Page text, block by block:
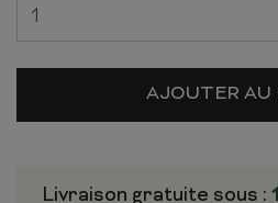
AJOUTER AU
Livraison gratuite sous :